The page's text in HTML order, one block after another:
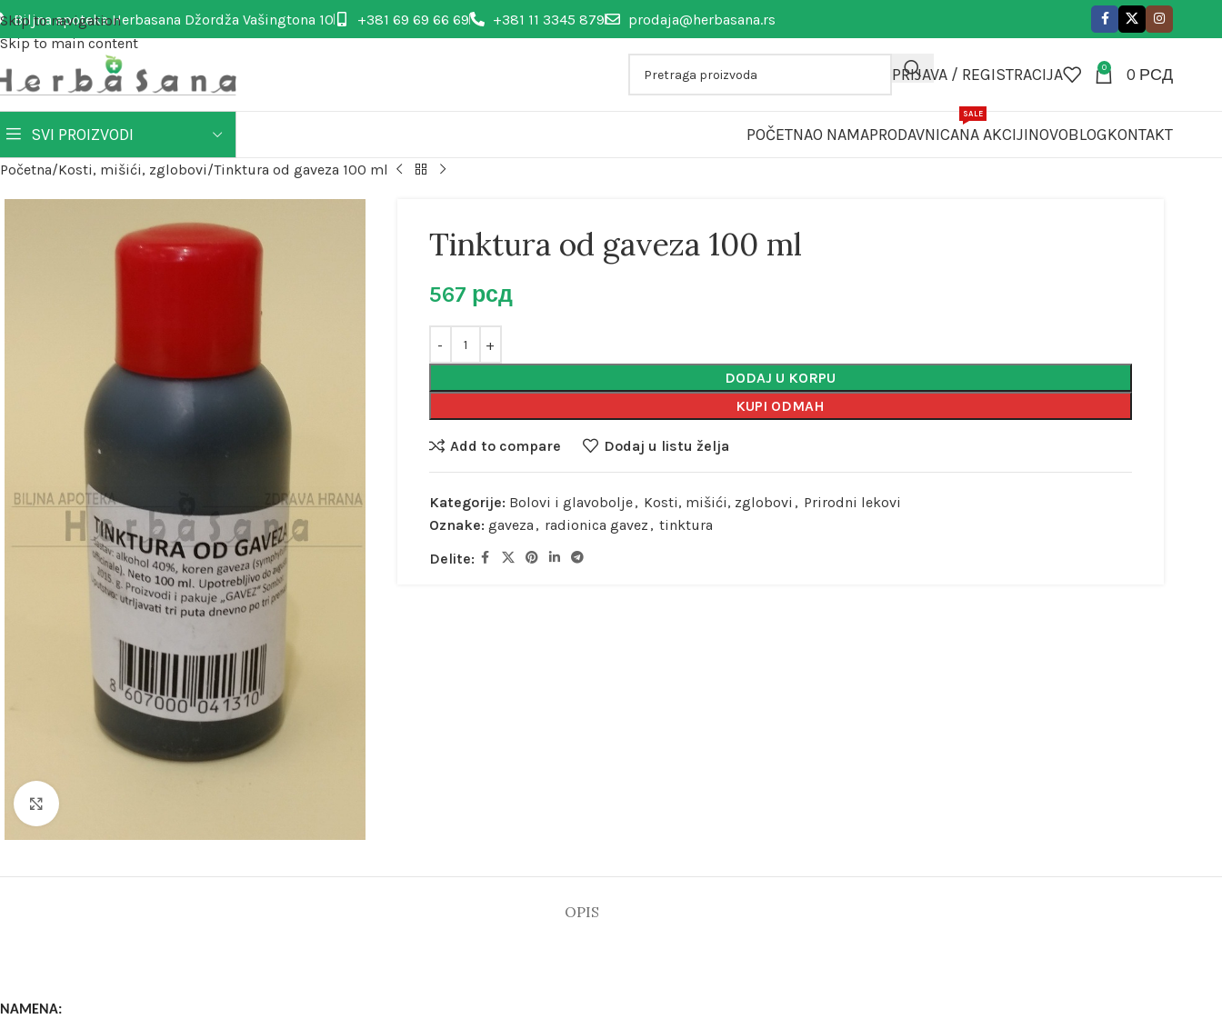
Skip to navigation
Skip to main content
Biljna apoteka Herbasana Džordža Vašingtona 10 +381 69 69 66 69 +381 11 3345 879 prodaja@herbasana.rs
PRIJAVA / REGISTRACIJA 0 0 РСД
SVI PROIZVODI POČETNAO NAMAPRODAVNICANA AKCIJI
SALE
NOVOBLOGKONTAKT
Početna Kosti, mišići, zglobovi Tinktura od gaveza 100 ml
Tinktura od gaveza 100 ml
567 рсд
DODAJ U KORPU
KUPI ODMAH
Add to compare Dodaj u listu želja
Kategorije: Bolovi i glavobolje, Kosti, mišići, zglobovi , Prirodni lekovi
Oznake: gaveza , radionica gavez , tinktura
Delite:
OPIS
NAMENA: